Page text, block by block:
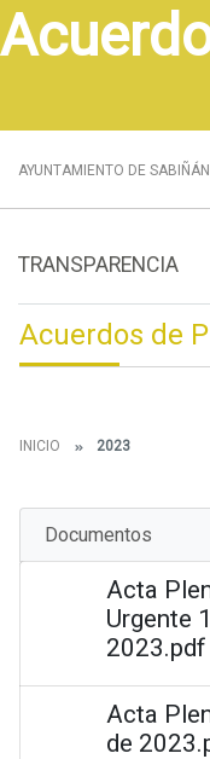
AYUNTAMIENTO DE
TRANSPARENCIA
Acuerdos de
INICIO 2023
Documentos
Acta
Urgente
2023.pdf
Acta
de